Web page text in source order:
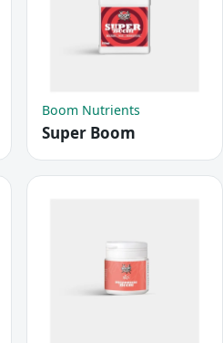
Boom Nutrients
Super Boom